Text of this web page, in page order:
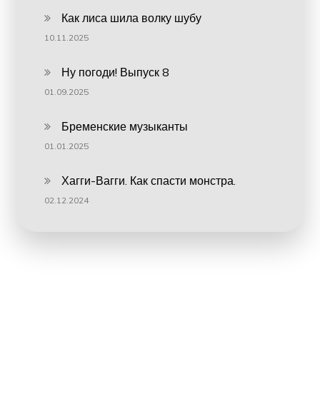
Как лиса шила волку шубу
10.11.2025
Ну погоди! Выпуск 8
01.09.2025
Бременские музыканты
01.01.2025
Хагги-Вагги. Как спасти монстра.
02.12.2024